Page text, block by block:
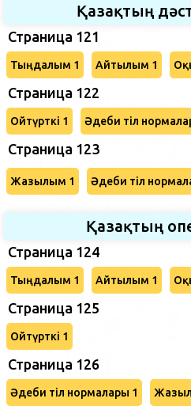
Қазақтың
Страница 121
Тыңдалым 1 Айтылым 1
Страница 122
Ойтүрткі 1 Әдеби тіл
Страница 123
Жазылым 1 Әдеби тіл
Қазақтың
Страница 124
Тыңдалым 1 Айтылым 1
Страница 125
Ойтүрткі 1
Страница 126
Әдеби тіл нормалары 1